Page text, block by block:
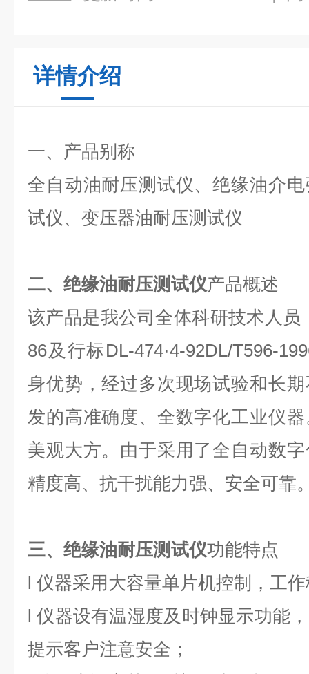
详情介绍
一、产品别称
全自动油耐压测试仪、绝缘油介
试仪、变压器油耐压测试仪
二、 绝缘油耐压测试仪产品概述
该产品是我公司全体科研技术人员
86及行标DL-474·4-92DL/T596-
身优势，经过多次现场试验和长
发的高准确度、全数字化工业仪
美观大方。由于采用了全自动数
精度高、抗干扰能力强、安全可靠
三、 绝缘油耐压测试仪功能特点
l 仪器采用大容量单片机控制，工
l仪器设有温湿度及时钟显示功能
提示客户注意安全；